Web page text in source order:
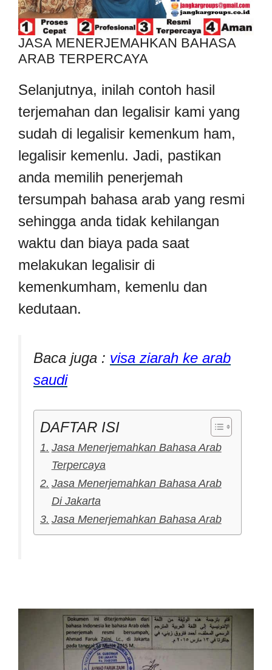
JASA MENERJEMAHKAN BAHASA
ARAB TERPERCAYA
Selanjutnya, inilah contoh hasil
terjemahan dan legalisir kami yang
sudah di legalisir kemenkum ham,
legalisir kemenlu. Jadi, pastikan
anda memilih penerjemah
tersumpah bahasa arab yang resmi
sehingga anda tidak kehilangan
waktu dan biaya pada saat
melakukan legalisir di
kemenkumham, kemenlu dan
kedutaan.
Baca juga : visa ziarah ke arab
saudi
DAFTAR ISI
Jasa Menerjemahkan Bahasa Arab
Terpercaya
Jasa Menerjemahkan Bahasa Arab
Di Jakarta
Jasa Menerjemahkan Bahasa Arab